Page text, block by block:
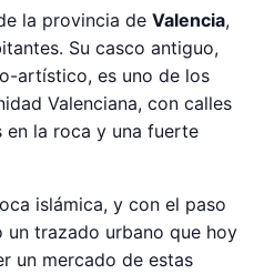
la provincia de Valencia,
Su casco antiguo,
artístico, es uno de los
Valenciana, con calles
en la roca y una fuerte
islámica, y con el paso
un trazado urbano que hoy
un mercado de estas